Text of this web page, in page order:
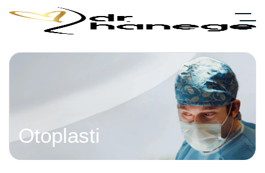
Otoplasti